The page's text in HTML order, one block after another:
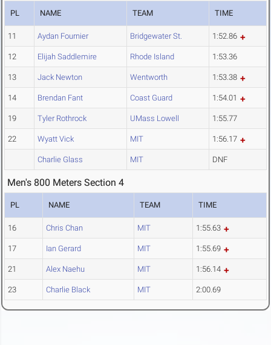
PL NAME TEAM TIME
11 Aydan Fournier Bridgewater St. 1:52.86
12 Elijah Saddlemire Rhode Island 1:53.36
13 Jack Newton Wentworth 1:53.38
14 Brendan Fant Coast Guard 1:54.01
19 Tyler Rothrock UMass Lowell 1:55.77
22 Wyatt Vick MIT 1:56.17
Charlie Glass MIT DNF
Men's 800 Meters Section 4
PL NAME TEAM TIME
16 Chris Chan MIT 1:55.63
17 Ian Gerard MIT 1:55.69
21 Alex Naehu MIT 1:56.14
23 Charlie Black MIT 2:00.69